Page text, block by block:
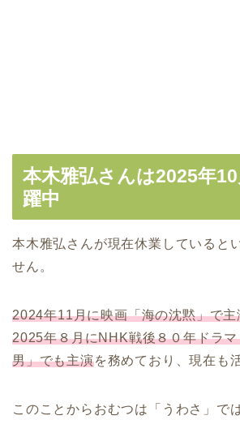
本木雅弘さんは2025年
躍中
本木雅弘さんが現在休業していると
せん。
2024年11月に映画「海の沈黙」で主
2025年８月にNHK戦後８０年ドラ
男」でも主演を務めており、現在も
このことからおむつは「うわさ」で